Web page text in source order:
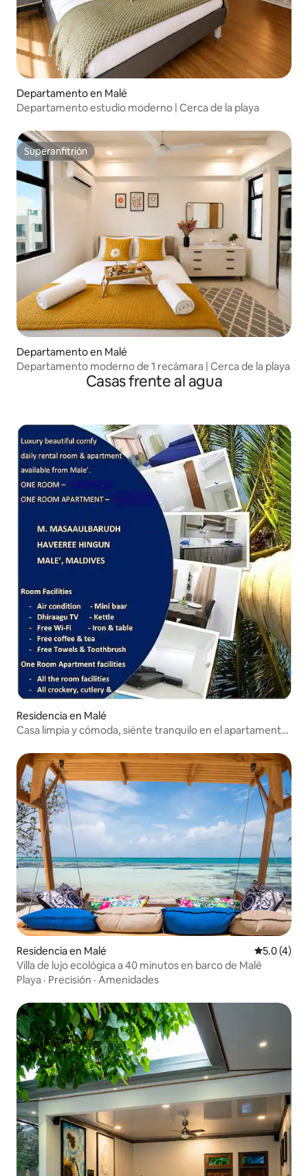
Departamento en Malé
Departamento estudio moderno | Cerca de la playa
Superanfitrión
Superanfitrión
Departamento en Malé
Departamento moderno de 1 recámara | Cerca de la playa
Casas frente al agua
Residencia en Malé
Casa limpia y cómoda, siénte tranquilo en el apartamento
Residencia en Malé
5.0 (4)
Villa de lujo ecológica a 40 minutos en barco de Malé
Playa · Precisión · Amenidades